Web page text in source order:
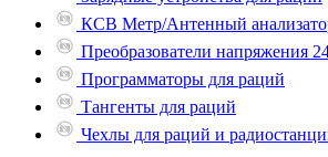
КСВ Метр/Антенный
Преобразователи напряжения
Программаторы для раций
Тангенты для раций
Чехлы для раций и